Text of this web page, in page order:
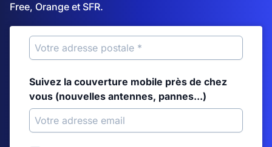
Free, Orange et SFR.
Suivez la couverture mobile près de chez
vous (nouvelles antennes, pannes...)